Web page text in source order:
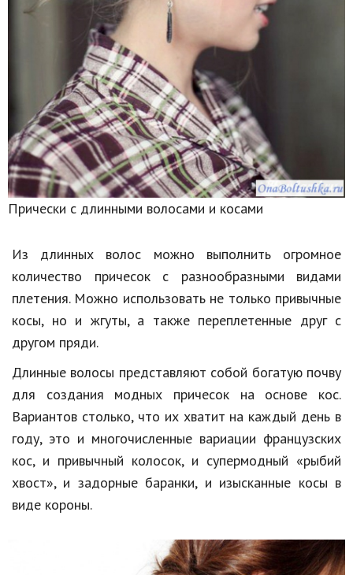
Кинематограф
Домашние животные
Семья и дети
Путешествия
Строительство
Культура и общество
Мода и стиль
Бизнес
Хобби и развлечения
Юриспруденция
Природа
Образование
Наука и технологии
Прически с длинными волосами и косами
Из длинных волос можно выполнить огромное
количество причесок с разнообразными видами
плетения. Можно использовать не только привычные
косы, но и жгуты, а также переплетенные друг с
другом пряди.
Длинные волосы представляют собой богатую почву
для создания модных причесок на основе кос.
Вариантов столько, что их хватит на каждый день в
году, это и многочисленные вариации французских
кос, и привычный колосок, и супермодный «рыбий
хвост», и задорные баранки, и изысканные косы в
виде короны.